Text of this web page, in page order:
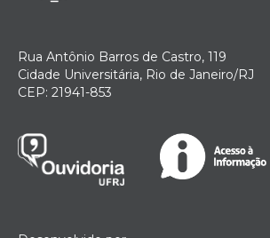
Rua Antônio Barros de Castro, 119
Cidade Universitária, Rio de Janeiro/RJ
CEP: 21941-853